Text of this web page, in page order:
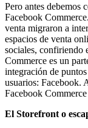
Pero antes debemos
Facebook
venta migraron a
espacios de venta
sociales, confiriendo
Commerce es un
integración de
usuarios: Facebook.
Facebook
El Storefront o